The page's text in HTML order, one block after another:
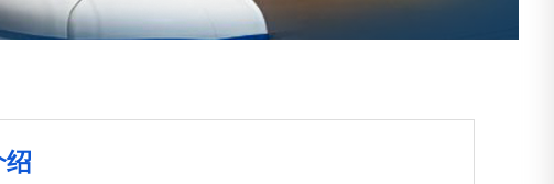
绍